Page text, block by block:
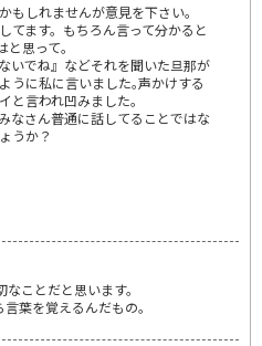
もしれませんが意見を下さい。
てます。もちろん言って分かると
思って。
いでね』などそれを聞いた旦那が
うに私に言いました｡声かけする
と言われ凹みました。
なさん普通に話してることではな
うか？
ことだと思います。
葉を覚えるんだもの。